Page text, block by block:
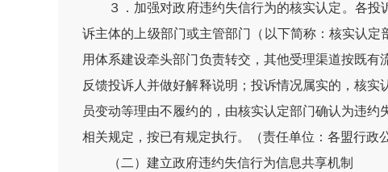
３．加强对政府违约失信行为的核实认定。各
诉主体的上级部门或主管部门（以下简称：核实认
用体系建设牵头部门负责转交，其他受理渠道按既
反馈投诉人并做好解释说明；投诉情况属实的，核
员变动等理由不履约的，由核实认定部门确认为违
相关规定，按已有规定执行。（责任单位：各盟行政
（二）建立政府违约失信行为信息共享机制